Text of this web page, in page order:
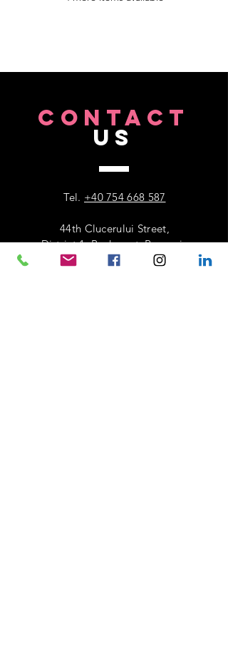
CONTACT
US
Tel. +40 754 668 587
44th Clucerului Street,
District 1, Bucharest, Romania